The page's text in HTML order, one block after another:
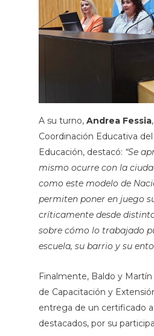
A su turno, Andrea Fessia
Coordinación Educativa
Educación, destacó: “Se
mismo ocurre con la
como este modelo de
permiten poner en juego
críticamente desde
sobre cómo lo trabajado
escuela, su barrio y su
Finalmente, Baldo y
de Capacitación y
entrega de un certificado
destacados, por su